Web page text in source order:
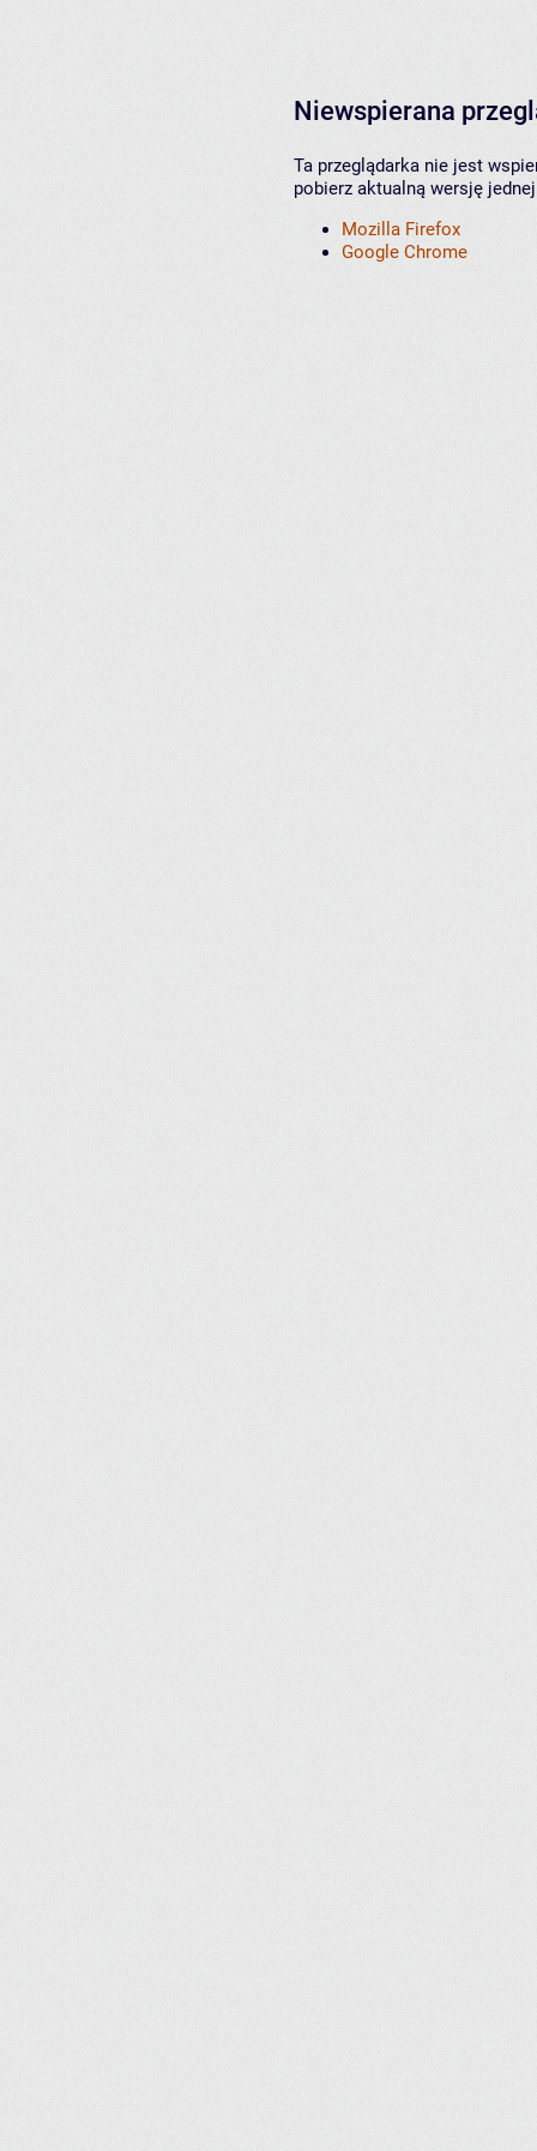
Niewspierana
Ta przeglądarka nie jest
pobierz aktualną wersję
Mozilla Firefox
Google Chrome